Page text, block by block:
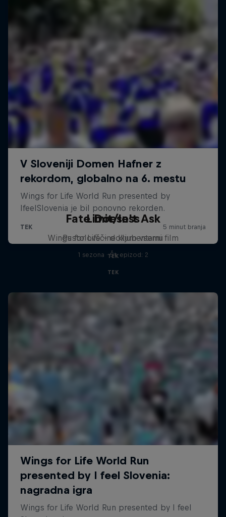
Fate Doesn't Ask
Wings for Life – dokumentarni film
TEK
Limit/less
Pustolovščine kljub vsemu
1 sezona · Št. epizod: 2
TEK